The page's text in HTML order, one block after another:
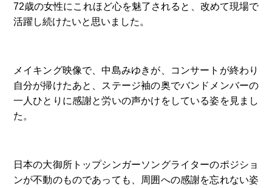
72歳の女性にこれほど心を魅了されると、改めて現場で
活躍し続けたいと思いました。
メイキング映像で、中島みゆきが、コンサートが終わり
自分が掃けたあと、ステージ袖の奥でバンドメンバーの
一人ひとりに感謝と労いの声かけをしている姿を見まし
た。
日本の大御所トップシンガーソングライターのポジショ
ンが不動のものであっても、周囲への感謝を忘れない姿